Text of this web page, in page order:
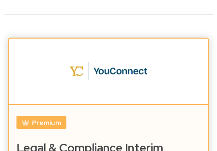
Premium
Legal & Compliance Interim